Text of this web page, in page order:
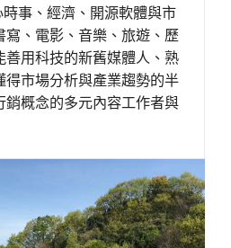
事、經濟、開源軟體與市
寫、電影、音樂、旅遊、歷
善用科技的新舊媒體人、熟
得市場分析與產業趨勢的半
銷概念的多元內容工作者與